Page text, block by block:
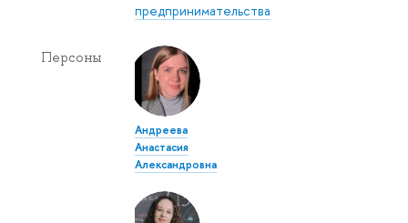
предпринимательства
Персоны
Андреева
Анастасия
Александровна